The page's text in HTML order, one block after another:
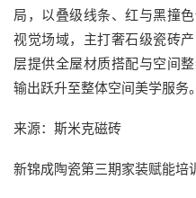
局，以叠级线条、红与黑撞
视觉场域，主打奢石级瓷砖
层提供全屋材质搭配与空间
输出跃升至整体空间美学服务。
来源：斯米克磁砖
新锦成陶瓷第三期家装赋能培